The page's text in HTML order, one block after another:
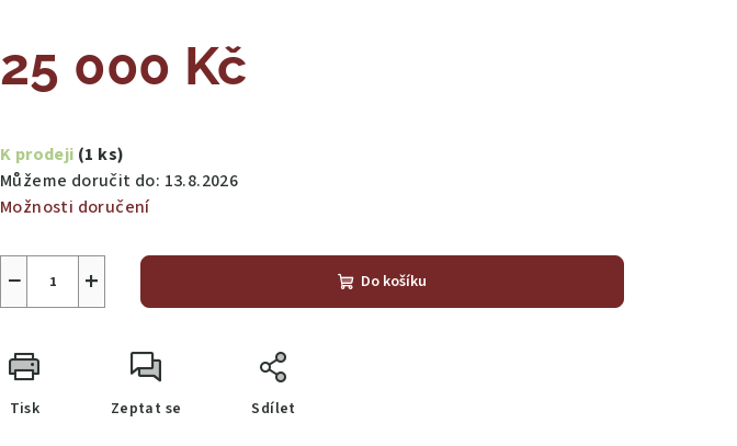
25 000 Kč
cena:
K prodeji (1 ks)
Můžeme doručit do: 13.8.2026
Možnosti doručení
+
− Do košíku
Tisk Zeptat se Sdílet